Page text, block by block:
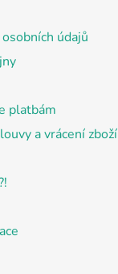
údajů
platbám
a vrácení zboží